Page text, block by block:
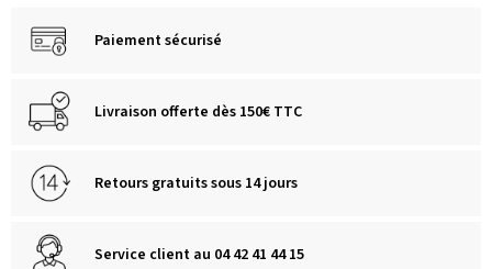
Paiement sécurisé
Livraison offerte dès 150€ TTC
Retours gratuits sous 14 jours
Service client au 04 42 41 44 15